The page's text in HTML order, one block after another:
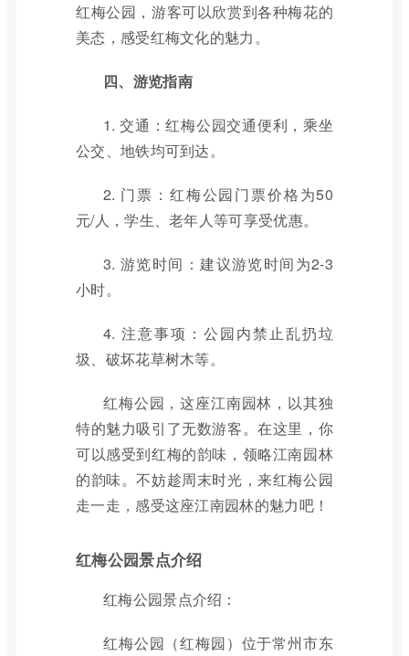
红梅公园，游客可以欣赏到各种梅花的
美态，感受红梅文化的魅力。
四、游览指南
1. 交通：红梅公园交通便利，乘坐
公交、地铁均可到达。
2. 门票：红梅公园门票价格为50
元/人，学生、老年人等可享受优惠。
3. 游览时间：建议游览时间为2-3
小时。
4. 注意事项：公园内禁止乱扔垃
圾、破坏花草树木等。
红梅公园，这座江南园林，以其独
特的魅力吸引了无数游客。在这里，你
可以感受到红梅的韵味，领略江南园林
的韵味。不妨趁周末时光，来红梅公园
走一走，感受这座江南园林的魅力吧！
红梅公园景点介绍
红梅公园景点介绍：
红梅公园（红梅园）位于常州市东